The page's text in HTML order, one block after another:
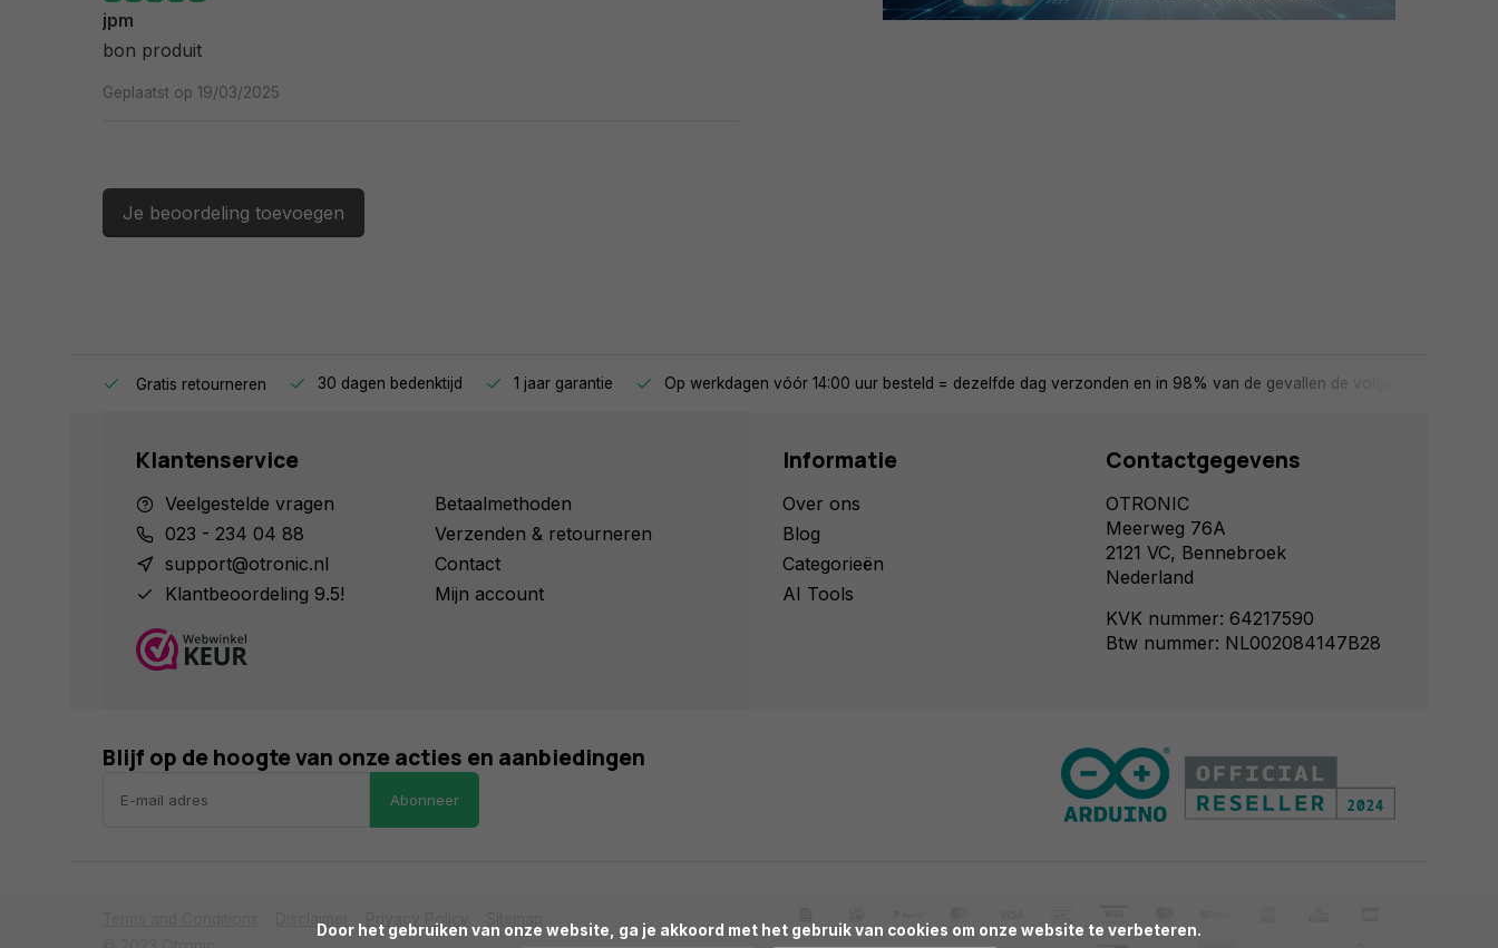
jpm
bon produit
Geplaatst op 19/03/2025
Je beoordeling toevoegen
Gratis retourneren 30 dagen bedenktijd 1 jaar garantie Op werkdagen vóór 14:00 uur besteld = dezelfde dag verzonden en in 98% van de gevallen de volgende dag in
Klantenservice
Veelgestelde vragen
023 - 234 04 88
support@otronic.nl
Klantbeoordeling 9.5!
Betaalmethoden
Verzenden & retourneren
Contact
Mijn account
Informatie
Over ons
Blog
Categorieën
AI Tools
Contactgegevens
OTRONIC
Meerweg 76A
2121 VC, Bennebroek
Nederland
KVK nummer: 64217590
Btw nummer: NL002084147B28
Blijf op de hoogte van onze acties en aanbiedingen
Abonneer
Disclaimer Privacy Policy